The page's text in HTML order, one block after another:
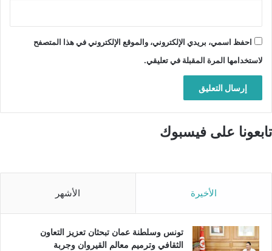
احفظ اسمي، بريدي الإلكتروني، والموقع الإلكتروني في هذا المتصفح
لاستخدامها المرة المقبلة في تعليقي.
تابعونا على فيسبوك
الأخيرة الأشهر
تونس وسلطنة عمان تبحثان تعزيز التعاون
الثقافي وترميم معالم القيروان وجربة